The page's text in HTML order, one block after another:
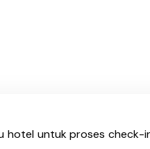
hotel untuk proses check-